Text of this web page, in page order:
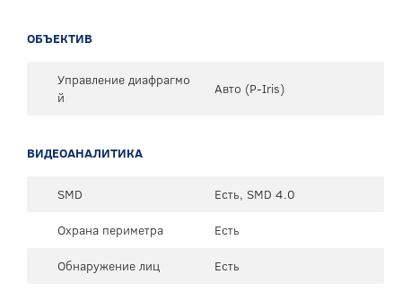
ОБЪЕКТИВ
Управление диафрагмо
й
Авто (P-Iris)
ВИДЕОАНАЛИТИКА
SMD
Есть, SMD 4.0
Охрана периметра
Есть
Обнаружение лиц
Есть